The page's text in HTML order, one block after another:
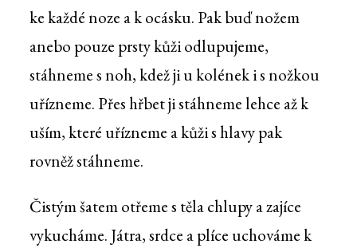
ke každé noze a k ocásku. Pak buď nožem
anebo pouze prsty kůži odlupujeme,
stáhneme s noh, kdež ji u kolének i s nožkou
uřízneme. Přes hřbet ji stáhneme lehce až k
uším, které uřízneme a kůži s hlavy pak
rovněž stáhneme.
Čistým šatem otřeme s těla chlupy a zajíce
vykucháme. Játra, srdce a plíce uchováme k